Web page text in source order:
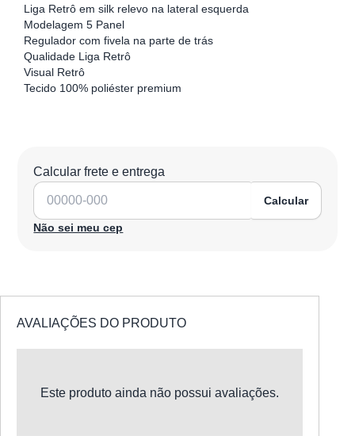
Liga Retrô em silk relevo na lateral esquerda
Modelagem 5 Panel
Regulador com fivela na parte de trás
Qualidade Liga Retrô
Visual Retrô
Tecido 100% poliéster premium
Calcular frete e entrega
Calcular
Não sei meu cep
AVALIAÇÕES DO PRODUTO
Este produto ainda não possui avaliações.